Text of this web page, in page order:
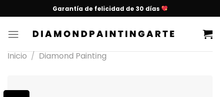
Garantía de felicidad de 30 días
Inicio / Diamond Painting